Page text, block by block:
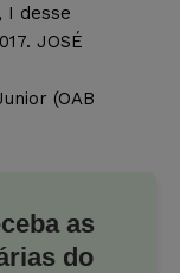
I desse
JOSÉ
(OAB
as
do